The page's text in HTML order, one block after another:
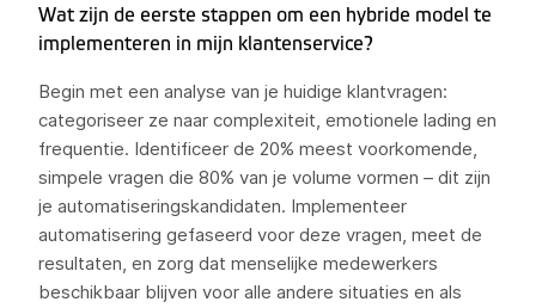
Wat zijn de eerste stappen om een hybride model te
implementeren in mijn klantenservice?
Begin met een analyse van je huidige klantvragen:
categoriseer ze naar complexiteit, emotionele lading en
frequentie. Identificeer de 20% meest voorkomende,
simpele vragen die 80% van je volume vormen – dit zijn
je automatiseringskandidaten. Implementeer
automatisering gefaseerd voor deze vragen, meet de
resultaten, en zorg dat menselijke medewerkers
beschikbaar blijven voor alle andere situaties en als